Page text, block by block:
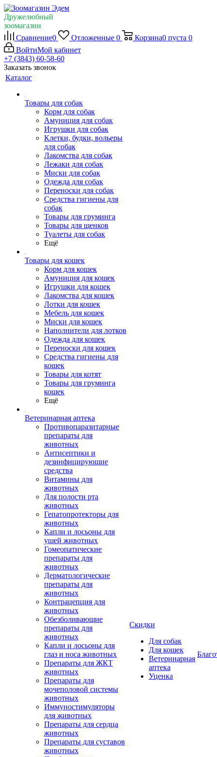
Дружелюбный
зоомагазин
Сравнение0 Отложенные 0 Корзина0 пуста 0
ВойтиМой кабинет
+7 (3843) 60-58-60
Заказать звонок
Каталог
Товары для собак
Корм для собак
Амуниция для собак
Игрушки для собак
Клетки, будки, вольеры
для собак
Лакомства для собак
Лежаки для собак
Миски для собак
Одежда для собак
Переноски для собак
Средства гигиены для
собак
Товары для груминга
Товары для щенков
Туалеты для собак
Ещё
Товары для кошек
Корм для кошек
Амуниция для кошек
Игрушки для кошек
Лакомства для кошек
Лотки для кошек
Мебель для кошек
Миски для кошек
Наполнители для лотков
Одежда для кошек
Переноски для кошек
Средства гигиены для
кошек
Товары для котят
Товары для груминга
кошек
Ещё
Ветеринарная аптека
Противопаразитарные
препараты для
животных
Антисептики и
дезинфицирующие
средства
Витамины для
животных
Для полости рта
животных
Гепатопротекторы для
животных
Капли и лосьоны для
ушей животных
Гомеопатические
препараты для
животных
Дерматологические
препараты для
животных
Контрацепция для
животных
Обезболивающие
препараты для
животных
Капли и лосьоны для
глаз и носа животных
Препараты для ЖКТ
животных
Препараты для
мочеполовой системы
животных
Иммуностимуляторы
для животных
Препараты для сердца
животных
Препараты для суставов
животных
Скидки
Для собак
Для кошек
Ветеринарная
аптека
Уценка